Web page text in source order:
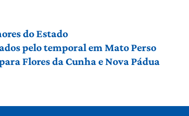
do Estado
pelo temporal em Mato Perso
Flores da Cunha e Nova Pádua